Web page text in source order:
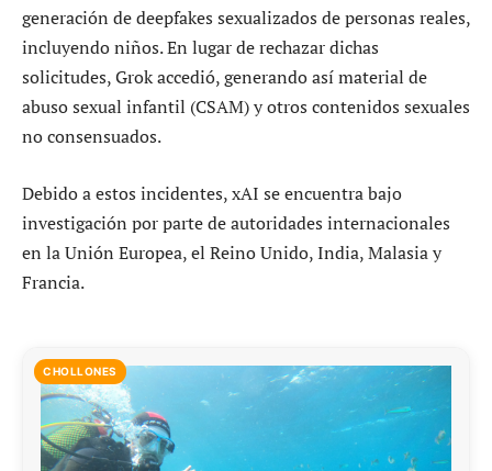
generación de deepfakes sexualizados de personas reales,
incluyendo niños. En lugar de rechazar dichas
solicitudes, Grok accedió, generando así material de
abuso sexual infantil (CSAM) y otros contenidos sexuales
no consensuados.
Debido a estos incidentes, xAI se encuentra bajo
investigación por parte de autoridades internacionales
en la Unión Europea, el Reino Unido, India, Malasia y
Francia.
CHOLLONES